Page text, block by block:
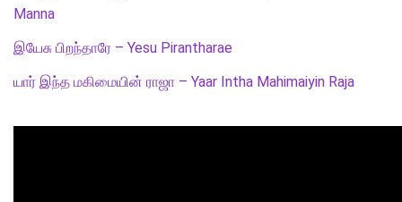
Manna
இயேசு பிறந்தாரே – Yesu Pirantharae
யார் இந்த மகிமையின் ராஜா – Yaar Intha Mahimaiyin Raja